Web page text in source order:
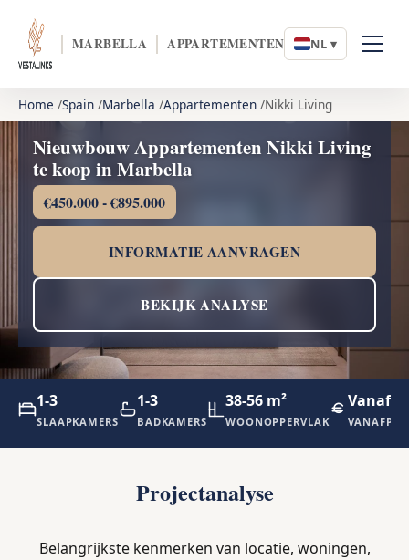
MARBELLA APPARTEMENTEN NL ▾
Home Spain Marbella Appartementen Nikki Living
Nieuwbouw Appartementen Nikki Living
te koop in Marbella
€450.000 - €895.000
INFORMATIE AANVRAGEN
BEKIJK ANALYSE
1-3
SLAAPKAMERS
1-3
BADKAMERS
38-56 m²
WOONOPPERVLAK
Vanaf
Projectanalyse
Belangrijkste kenmerken van locatie, woningen,